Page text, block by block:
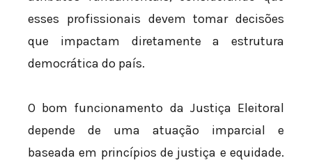
esses profissionais devem tomar decisões
que impactam diretamente a estrutura
democrática do país.
O bom funcionamento da Justiça Eleitoral
depende de uma atuação imparcial e
baseada em princípios de justiça e equidade.